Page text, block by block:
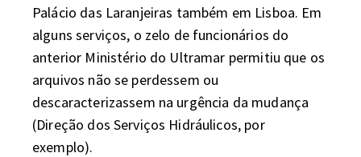
Palácio das Laranjeiras também em Lisboa. Em
alguns serviços, o zelo de funcionários do
anterior Ministério do Ultramar permitiu que os
arquivos não se perdessem ou
descaracterizassem na urgência da mudança
(Direção dos Serviços Hidráulicos, por
exemplo).